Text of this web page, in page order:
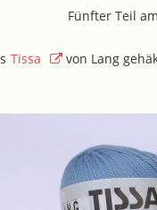
Fünfter Teil
Tissa
von Lang